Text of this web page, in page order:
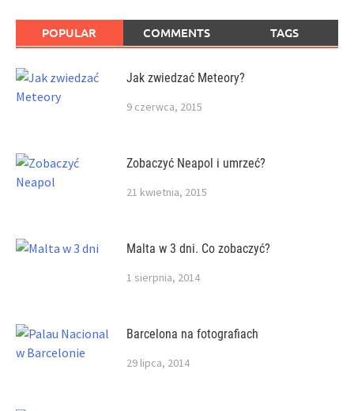
POPULAR COMMENTS TAGS
Jak zwiedzać Meteory?
9 czerwca, 2015
Zobaczyć Neapol i umrzeć?
21 kwietnia, 2015
Malta w 3 dni. Co zobaczyć?
1 sierpnia, 2014
Barcelona na fotografiach
29 lipca, 2014